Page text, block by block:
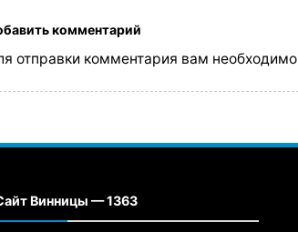
комментарий
отправки комментария вам необходимо
Винницы — 1363